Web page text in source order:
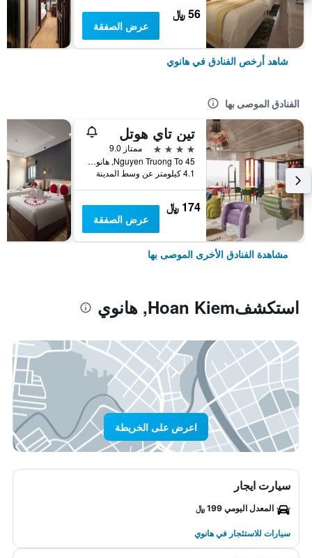
56 ﷼
عرض الصفقة
شاهد أرخص الفنادق في هانوي
الفنادق الموصى بها
تين تاي هوتل
4 نجوم
ممتاز 9.0
45 Nguyen Truong To, هانوي, فيتنام
4.1 كيلومتر عن وسط المدينة
174 ﷼
عرض الصفقة
مشاهدة الفنادق الأخرى الموصى بها
استكشفHoan Kiem, هانوي
اعرض على الخريطة
سيارت ايجار
المعدل اليومي 199 ﷼
سيارات للاستئجار في هانوي